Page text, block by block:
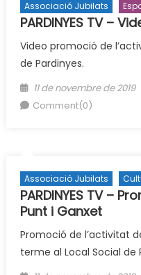
Associació Jubilats
PARDINYES TV –
Video promoció de
de Pardinyes.
Posted
on
11 de novembre de 2019
Comment(0)
Associació Jubilats
PARDINYES TV –
Punt i Ganxet
Promoció de l’activitat
terme al Local Social de